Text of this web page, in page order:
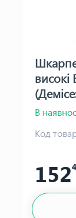
високі
В
Код
152